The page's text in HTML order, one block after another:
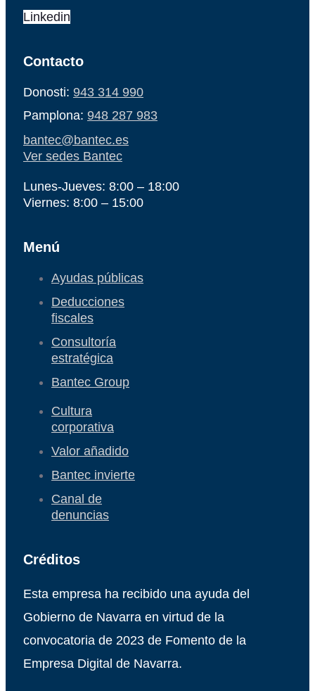
Linkedin
Contacto
Donosti: 943 314 990
Pamplona: 948 287 983
bantec@bantec.es
Ver sedes Bantec
Lunes-Jueves: 8:00 – 18:00
Viernes: 8:00 – 15:00
Menú
Ayudas públicas
Deducciones
fiscales
Consultoría
estratégica
Bantec Group
Cultura
corporativa
Valor añadido
Bantec invierte
Canal de
denuncias
Créditos
Esta empresa ha recibido una ayuda del
Gobierno de Navarra en virtud de la
convocatoria de 2023 de Fomento de la
Empresa Digital de Navarra.